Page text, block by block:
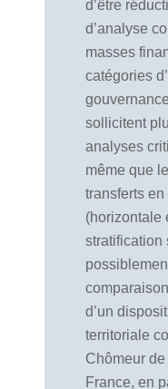
d’être
d’analyse
masses
catégories
sollicitent
analyses
même que
transferts
(horizontale
stratification
d’un
territoriale
Chômeur
France, en